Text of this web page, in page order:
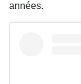
années.